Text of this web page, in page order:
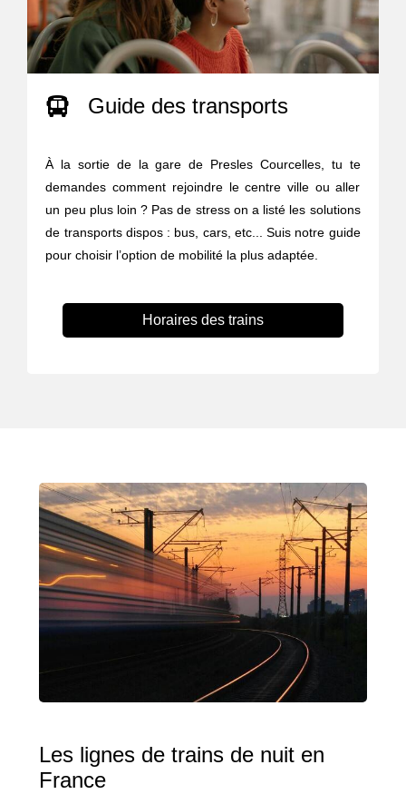
Guide des transports
À la sortie de la gare de Presles Courcelles, tu te
demandes comment rejoindre le centre ville ou aller
un peu plus loin ? Pas de stress on a listé les solutions
de transports dispos : bus, cars, etc... Suis notre guide
pour choisir l’option de mobilité la plus adaptée.
Horaires des trains
Les lignes de trains de nuit en
France